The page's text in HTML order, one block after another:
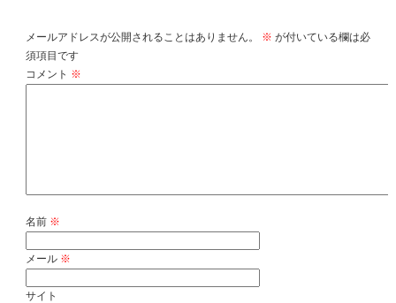
メールアドレスが公開されることはありません。 ※ が付いている欄は必
須項目です
コメント ※
名前 ※
メール ※
サイト